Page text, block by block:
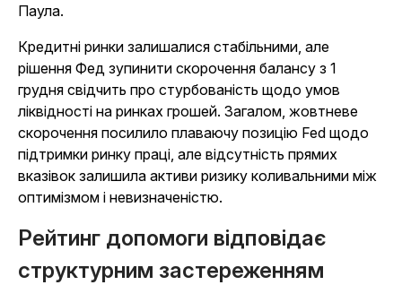
Паула.
Кредитні ринки залишалися стабільними, але
рішення Фед зупинити скорочення балансу з 1
грудня свідчить про стурбованість щодо умов
ліквідності на ринках грошей. Загалом, жовтневе
скорочення посилило плаваючу позицію Fed щодо
підтримки ринку праці, але відсутність прямих
вказівок залишила активи ризику коливальними між
оптимізмом і невизначеністю.
Рейтинг допомоги відповідає
структурним застереженням